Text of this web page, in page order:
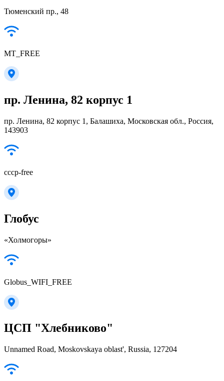
Тюменский пр., 48
MT_FREE
пр. Ленина, 82 корпус 1
пр. Ленина, 82 корпус 1, Балашиха, Московская обл., Россия,
143903
cccp-free
Глобус
«Холмогоры»
Globus_WIFI_FREE
ЦСП "Хлебниково"
Unnamed Road, Moskovskaya oblast', Russia, 127204